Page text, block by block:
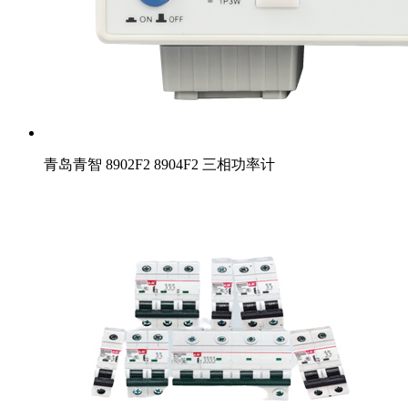
青岛青智 8902F2 8904F2 三相功率计